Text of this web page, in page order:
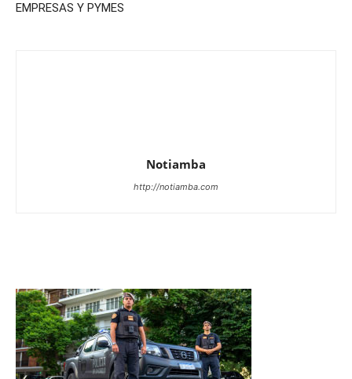
EMPRESAS Y PYMES
Notiamba
http://notiamba.com